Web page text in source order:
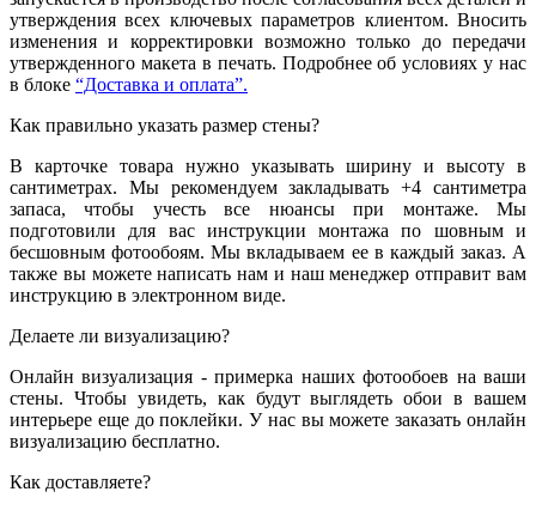
утверждения всех ключевых параметров клиентом. Вносить
изменения и корректировки возможно только до передачи
утвержденного макета в печать. Подробнее об условиях у нас
в блоке “Доставка и оплата”.
Как правильно указать размер стены?
В карточке товара нужно указывать ширину и высоту в
сантиметрах. Мы рекомендуем закладывать +4 сантиметра
запаса, чтобы учесть все нюансы при монтаже. Мы
подготовили для вас инструкции монтажа по шовным и
бесшовным фотообоям. Мы вкладываем ее в каждый заказ. А
также вы можете написать нам и наш менеджер отправит вам
инструкцию в электронном виде.
Делаете ли визуализацию?
Онлайн визуализация - примерка наших фотообоев на ваши
стены. Чтобы увидеть, как будут выглядеть обои в вашем
интерьере еще до поклейки. У нас вы можете заказать онлайн
визуализацию бесплатно.
Как доставляете?